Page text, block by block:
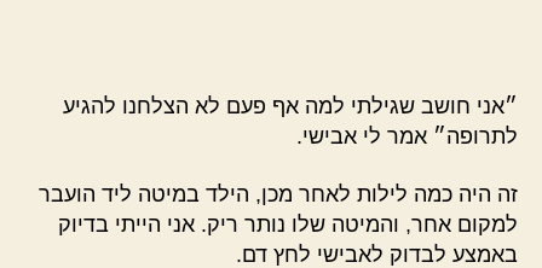
״אני חושב שגילתי למה אף פעם לא הצלחנו להגיע
לתרופה״ אמר לי אבישי.
זה היה כמה לילות לאחר מכן, הילד במיטה ליד הועבר
למקום אחר, והמיטה שלו נותר ריק. אני הייתי בדיוק
באמצע לבדוק לאבישי לחץ דם.